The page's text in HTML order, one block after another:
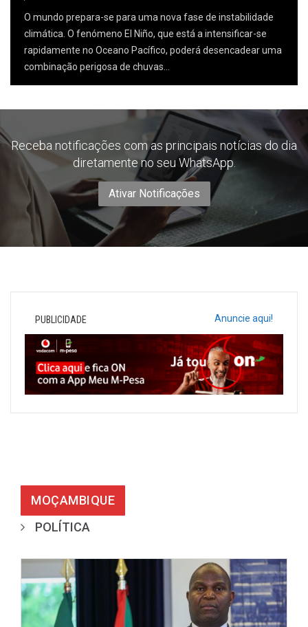
O mundo prepara-se para uma nova fase de instabilidade
climática. O fenómeno El Niño, que está a intensificar-se
rapidamente no Oceano Pacífico, poderá desencadear uma
combinação perigosa de chuvas…
Receba notificações com as principais notícias do dia
diretamente no seu WhatsApp.
Ativar Notificações
PUBLICIDADE Anuncie aqui!
MOÇAMBIQUE
POLÍTICA